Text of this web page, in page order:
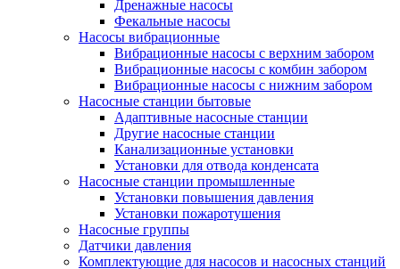
Дренажные насосы
Фекальные насосы
Насосы вибрационные
Вибрационные насосы с верхним забором
Вибрационные насосы с комбин забором
Вибрационные насосы с нижним забором
Насосные станции бытовые
Адаптивные насосные станции
Другие насосные станции
Канализационные установки
Установки для отвода конденсата
Насосные станции промышленные
Установки повышения давления
Установки пожаротушения
Насосные группы
Датчики давления
Комплектующие для насосов и насосных станций